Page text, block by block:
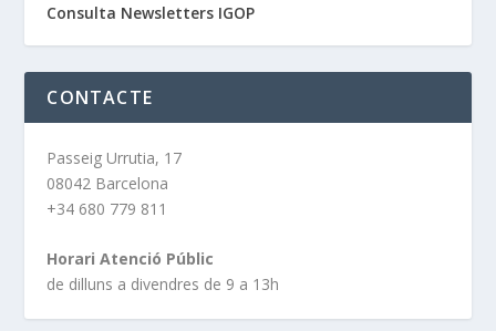
Consulta Newsletters IGOP
CONTACTE
Passeig Urrutia, 17
08042 Barcelona
+34 680 779 811
Horari Atenció Públic
de dilluns a divendres de 9 a 13h